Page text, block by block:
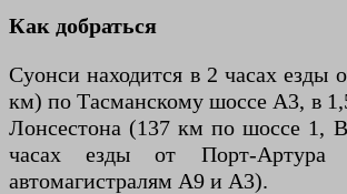
Как добраться
Суонси находится в 2 часах езды
км) по Тасманскому шоссе А3, в
Лонсестона (137 км по шоссе 1,
часах езды от Порт-
автомагистралям A9 и A3).